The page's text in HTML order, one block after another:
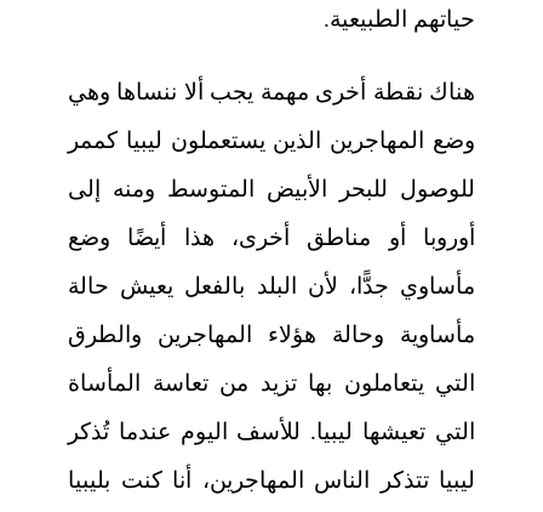
حياتهم الطبيعية.
هناك نقطة أخرى مهمة يجب ألا ننساها وهي
وضع المهاجرين الذين يستعملون ليبيا كممر
للوصول للبحر الأبيض المتوسط ومنه إلى
أوروبا أو مناطق أخرى، هذا أيضًا وضع
مأساوي جدًّا، لأن البلد بالفعل يعيش حالة
مأساوية وحالة هؤلاء المهاجرين والطرق
التي يتعاملون بها تزيد من تعاسة المأساة
التي تعيشها ليبيا. للأسف اليوم عندما تُذكر
ليبيا تتذكر الناس المهاجرين، أنا كنت بليبيا